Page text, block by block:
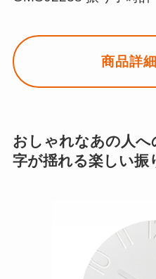
商品詳
おしゃれなあの人
字が揺れる楽しい振